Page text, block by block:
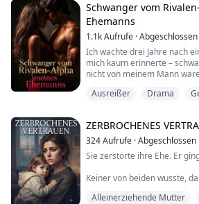
uns schloss und seine Hand
mi...
Schwanger vom
Ehemanns
1.1kAufrufe ·Abgeschlossen
Ich wachte drei Jahre nach
mich kaum erinnerte –
nicht von meinem Mann
Diese Worte hätten mich
benutzt, mich in einem
Fremden arrangiert, weil
Kinder zeu...
Ausreißer Drama
ZERBROCHENES
324Aufrufe ·Abgeschlossen
Sie zerstörte ihre Ehe. Er
Keiner von beiden wusste,
Alleinerziehende Mutter